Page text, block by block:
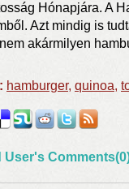
Hónapjára. A
Azt mindig is
akármilyen
hamburger, quinoa,
User's